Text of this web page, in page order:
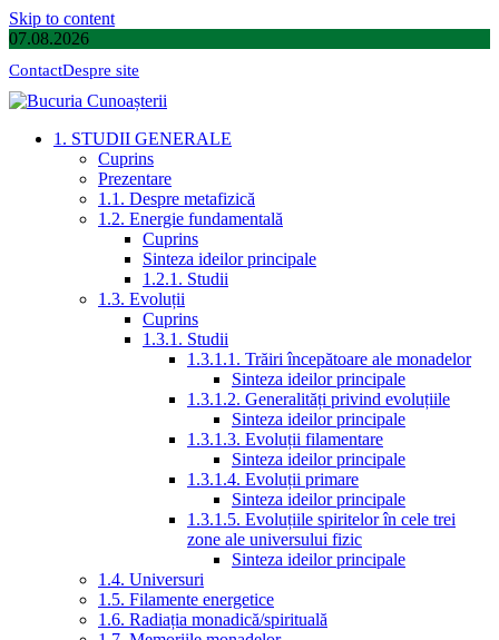
Skip to content
07.08.2026
ContactDespre site
1. STUDII GENERALE
Cuprins
Prezentare
1.1. Despre metafizică
1.2. Energie fundamentală
Cuprins
Sinteza ideilor principale
1.2.1. Studii
1.3. Evoluții
Cuprins
1.3.1. Studii
1.3.1.1. Trăiri începătoare ale monadelor
Sinteza ideilor principale
1.3.1.2. Generalități privind evoluțiile
Sinteza ideilor principale
1.3.1.3. Evoluții filamentare
Sinteza ideilor principale
1.3.1.4. Evoluții primare
Sinteza ideilor principale
1.3.1.5. Evoluțiile spiritelor în cele trei
zone ale universului fizic
Sinteza ideilor principale
1.4. Universuri
1.5. Filamente energetice
1.6. Radiația monadică/spirituală